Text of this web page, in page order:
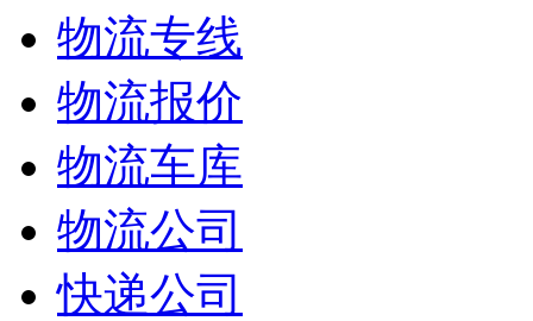
物流专线
物流报价
物流车库
物流公司
快递公司